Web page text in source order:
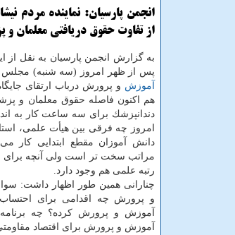
انجمن پارسیان: نماینده مردم
از تفاوت حقوق دریافتی معلمان و
به گزارش انجمن پارسیان به نقل از
پس از ظهر امروز (سه شنبه) مجلس
آموزش و پرورش درباب ارتقای
دندانپزشك برای سه ساعت كار به
امروز چه فرقی بین هیأت علمی،
دانش آموزان مقطع ابتدایی كار می
مراتب سخت تر است ولی آنچه برای
رتبه علمی هم وجود دارد.
چنارانی همین طور اظهار داشت:
و پرورش چه اقدامی برای
آموزش و پرورش كرده؟ چه برنامه
آموزش و پرورش برای اقتصاد